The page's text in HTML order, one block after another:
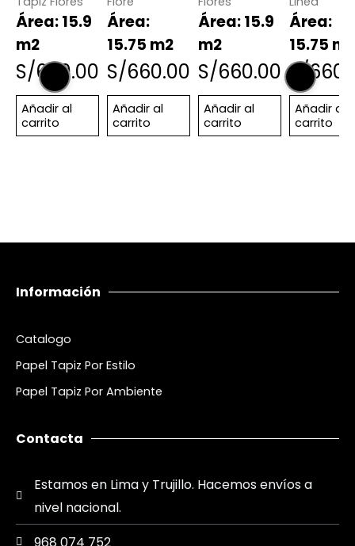
Área: 15.9
m2
S/660.00
Añadir al
carrito
Área:
15.75 m2
S/660.00
Añadir al
carrito
Área: 15.9
m2
S/660.00
Añadir al
carrito
Área:
15.75 m2
S/
Añadir al
carrito
Información
Catalogo
Papel Tapiz Por Estilo
Papel Tapiz Por Ambiente
Contacta
Estamos en Lima y Trujillo. Hacemos envíos a
nivel nacional.
968 074 752